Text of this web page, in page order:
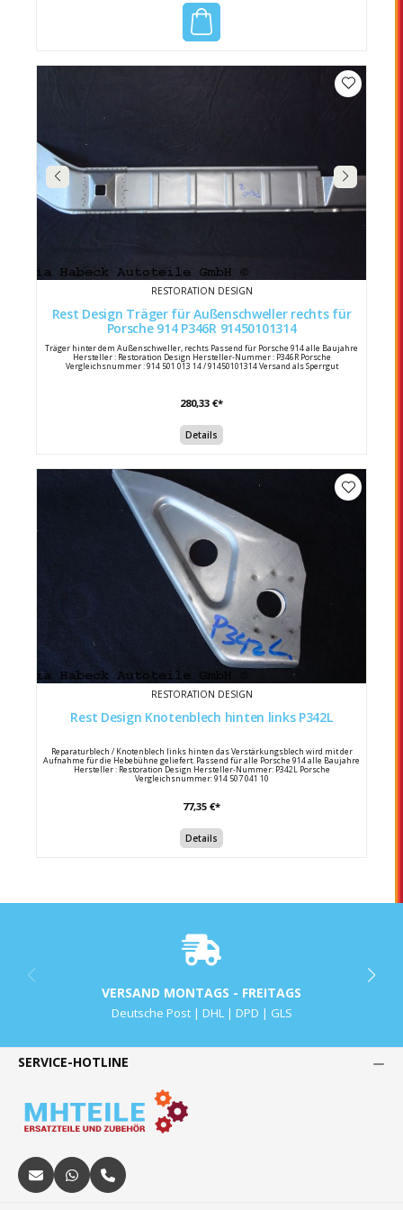
RESTORATION DESIGN
Rest Design Träger für Außenschweller rechts für
Porsche 914 P346R 91450101314
Träger hinter dem Außenschweller, rechts Passend für Porsche 914 alle Baujahre
Hersteller : Restoration Design Hersteller-Nummer : P346R Porsche
Vergleichsnummer : 914 501 013 14 / 91450101314 Versand als Sperrgut
280,33 €*
Details
RESTORATION DESIGN
Rest Design Knotenblech hinten links P342L
Reparaturblech / Knotenblech links hinten das Verstärkungsblech wird mit der
Aufnahme für die Hebebühne geliefert. Passend für alle Porsche 914 alle Baujahre
Hersteller : Restoration Design Hersteller-Nummer: P342L Porsche
Vergleichsnummer: 914 507 041 10
77,35 €*
Details
VERSAND MONTAGS - FREITAGS
Deutsche Post | DHL | DPD | GLS
SERVICE-HOTLINE